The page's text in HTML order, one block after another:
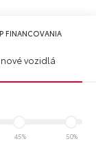
FINANCOVANIA
vozidlá
45% 50%